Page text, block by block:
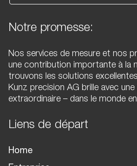
Notre promesse:
Nos services de mesure et nos
une contribution importante à la
trouvons les solutions
Kunz precision AG brille avec
extraordinaire – dans le monde
Liens de départ
Home